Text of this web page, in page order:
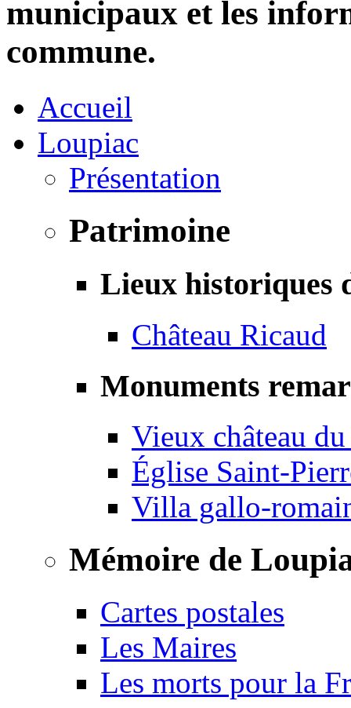
municipaux et les
commune.
Accueil
Loupiac
Présentation
Patrimoine
Lieux historiques
Château Ricaud
Monuments
Vieux château
Église Saint-
Villa gallo-
Mémoire de
Cartes postales
Les Maires
Les morts pour la